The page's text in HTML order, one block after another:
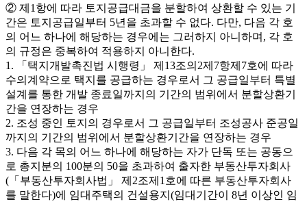
② 제1항에 따라 토지공급대금을 분할하여 상환할 수 있는 기
간은 토지공급일부터 5년을 초과할 수 없다. 다만, 다음 각 호
의 어느 하나에 해당하는 경우에는 그러하지 아니하며, 각 호
의 규정은 중복하여 적용하지 아니한다.
1. 「택지개발촉진법 시행령」 제13조의2제7항제7호에 따라
수의계약으로 택지를 공급하는 경우로서 그 공급일부터 특별
설계를 통한 개발 종료일까지의 기간의 범위에서 분할상환기
간을 연장하는 경우
2. 조성 중인 토지의 경우로서 그 공급일부터 조성공사 준공일
까지의 기간의 범위에서 분할상환기간을 연장하는 경우
3. 다음 각 목의 어느 하나에 해당하는 자가 단독 또는 공동으
로 총지분의 100분의 50을 초과하여 출자한 부동산투자회사
(「부동산투자회사법」 제2조제1호에 따른 부동산투자회사
를 말한다)에 임대주택의 건설용지(임대기간이 8년 이상인 임